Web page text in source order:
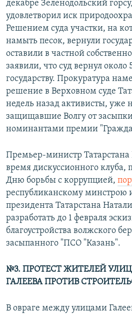
декабре Зеленодольский
удовлетворил иск
Решением суда участки, на
намыть песок, вернули
оставили в частной
заявили, что суд вернул около
государству. Прокуратура
решение в Верховном суде
недель назад активисты, уже
защищавшие Волгу от
номинантами премии
Премьер-министр Татарстана
время дискуссионного клуба,
Дню борьбы с коррупцией,
республиканскому
президента Татарстана
разработать до 1 февраля
благоустройства волжского
засыпанного "ПСО "Казань".
№3. ПРОТЕСТ ЖИТЕЛЕЙ
ГАЛЕЕВА ПРОТИВ
В овраге между улицами